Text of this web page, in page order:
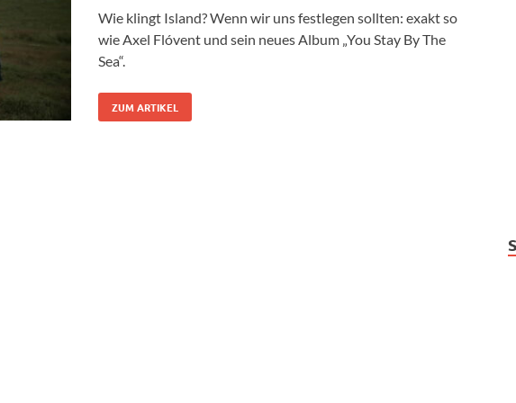
Wie klingt Island? Wenn wir uns festlegen sollten: exakt so
wie Axel Flóvent und sein neues Album „You Stay By The
Sea“.
ZUM ARTIKEL